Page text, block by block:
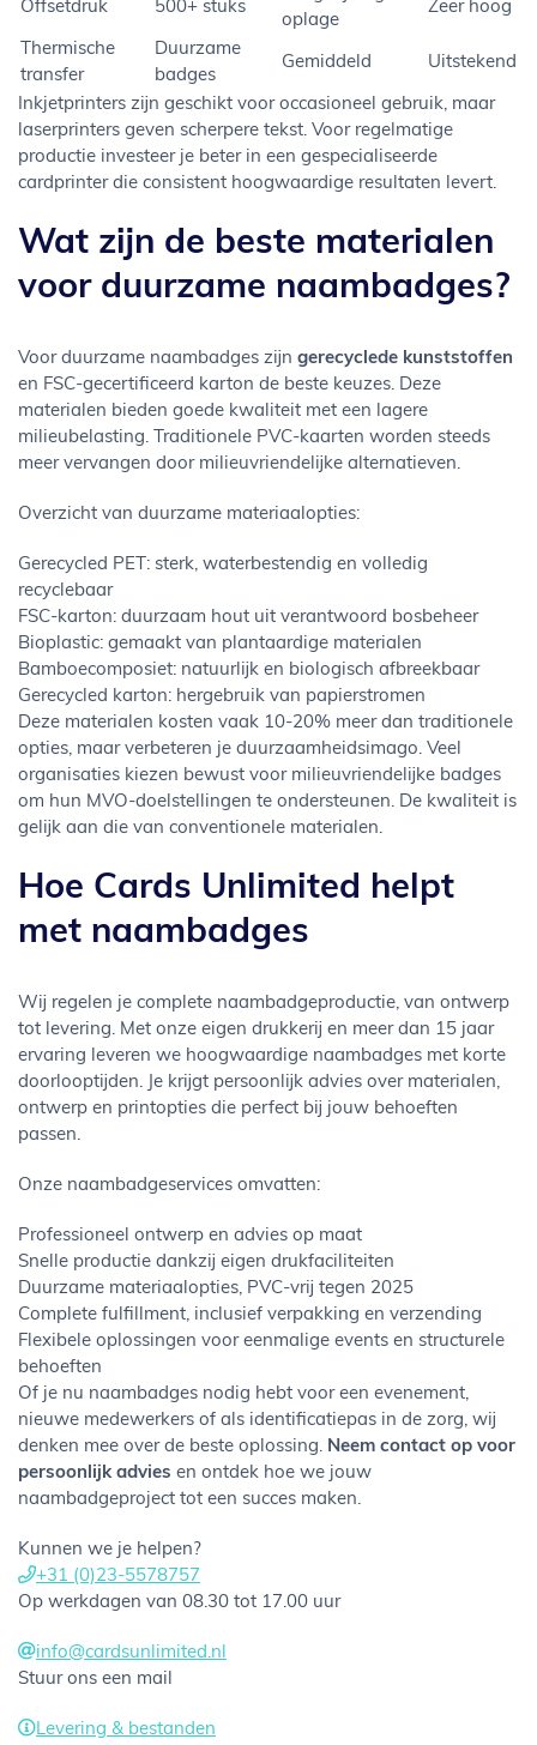
Offsetdruk 500+ stuks
oplage
Zeer hoog
Thermische
transfer
Duurzame
badges
Gemiddeld Uitstekend
Inkjetprinters zijn geschikt voor occasioneel gebruik, maar
laserprinters geven scherpere tekst. Voor regelmatige
productie investeer je beter in een gespecialiseerde
cardprinter die consistent hoogwaardige resultaten levert.
Wat zijn de beste materialen
voor duurzame naambadges?
Voor duurzame naambadges zijn gerecyclede kunststoffen
en FSC-gecertificeerd karton de beste keuzes. Deze
materialen bieden goede kwaliteit met een lagere
milieubelasting. Traditionele PVC-kaarten worden steeds
meer vervangen door milieuvriendelijke alternatieven.
Overzicht van duurzame materiaalopties:
Gerecycled PET: sterk, waterbestendig en volledig
recyclebaar
FSC-karton: duurzaam hout uit verantwoord bosbeheer
Bioplastic: gemaakt van plantaardige materialen
Bamboecomposiet: natuurlijk en biologisch afbreekbaar
Gerecycled karton: hergebruik van papierstromen
Deze materialen kosten vaak 10-20% meer dan traditionele
opties, maar verbeteren je duurzaamheidsimago. Veel
organisaties kiezen bewust voor milieuvriendelijke badges
om hun MVO-doelstellingen te ondersteunen. De kwaliteit is
gelijk aan die van conventionele materialen.
Hoe Cards Unlimited helpt
met naambadges
Wij regelen je complete naambadgeproductie, van ontwerp
tot levering. Met onze eigen drukkerij en meer dan 15 jaar
ervaring leveren we hoogwaardige naambadges met korte
doorlooptijden. Je krijgt persoonlijk advies over materialen,
ontwerp en printopties die perfect bij jouw behoeften
passen.
Onze naambadgeservices omvatten:
Professioneel ontwerp en advies op maat
Snelle productie dankzij eigen drukfaciliteiten
Duurzame materiaalopties, PVC-vrij tegen 2025
Complete fulfillment, inclusief verpakking en verzending
Flexibele oplossingen voor eenmalige events en structurele
behoeften
Of je nu naambadges nodig hebt voor een evenement,
nieuwe medewerkers of als identificatiepas in de zorg, wij
denken mee over de beste oplossing. Neem contact op voor
persoonlijk advies en ontdek hoe we jouw
naambadgeproject tot een succes maken.
Kunnen we je helpen?
+31 (0)23-5578757
Op werkdagen van 08.30 tot 17.00 uur
info@cardsunlimited.nl
Stuur ons een mail
Levering & bestanden